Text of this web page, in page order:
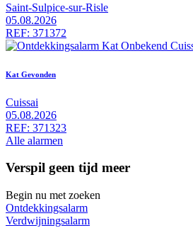
Saint-Sulpice-sur-Risle
05.08.2026
REF: 371372
Kat Gevonden
Cuissai
05.08.2026
REF: 371323
Alle alarmen
Verspil geen tijd meer
Begin nu met zoeken
Ontdekkingsalarm
Verdwijningsalarm